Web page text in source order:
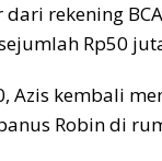
rekening
Rp50
Azis kembali
Robin di